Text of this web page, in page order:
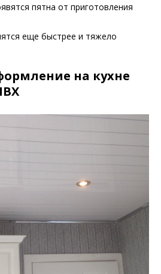
пятна от приготовления
еще быстрее и тяжело
на кухне